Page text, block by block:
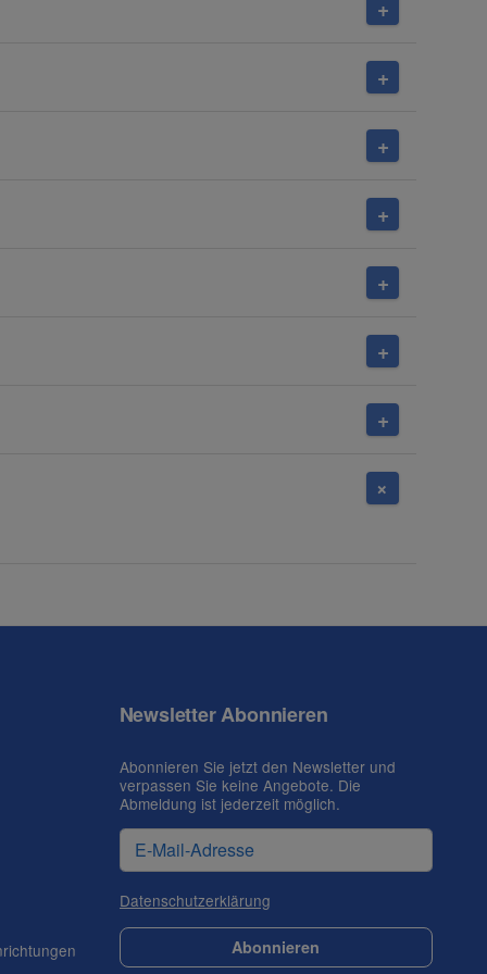
Newsletter Abonnieren
Abonnieren Sie jetzt den Newsletter und
verpassen Sie keine Angebote. Die
Abmeldung ist jederzeit möglich.
Datenschutzerklärung
Abonnieren